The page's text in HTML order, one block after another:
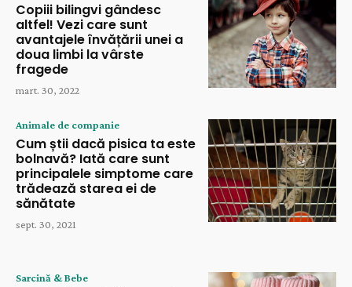
Copiii bilingvi gândesc
altfel! Vezi care sunt
avantajele învățării unei a
doua limbi la vârste
fragede
mart. 30, 2022
Animale de companie
Cum știi dacă pisica ta este
bolnavă? Iată care sunt
principalele simptome care
trădează starea ei de
sănătate
sept. 30, 2021
Sarcină & Bebe